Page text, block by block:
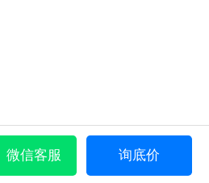
微信客服 询底价